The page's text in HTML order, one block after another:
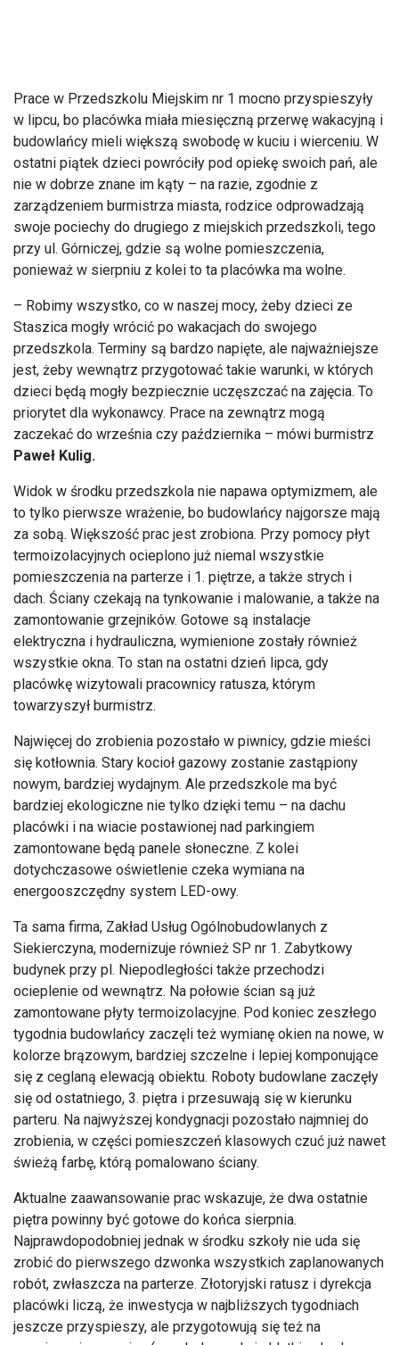
Prace w Przedszkolu Miejskim nr 1 mocno przyspieszyły
w lipcu, bo placówka miała miesięczną przerwę wakacyjną i
budowlańcy mieli większą swobodę w kuciu i wierceniu. W
ostatni piątek dzieci powróciły pod opiekę swoich pań, ale
nie w dobrze znane im kąty – na razie, zgodnie z
zarządzeniem burmistrza miasta, rodzice odprowadzają
swoje pociechy do drugiego z miejskich przedszkoli, tego
przy ul. Górniczej, gdzie są wolne pomieszczenia,
ponieważ w sierpniu z kolei to ta placówka ma wolne.
– Robimy wszystko, co w naszej mocy, żeby dzieci ze
Staszica mogły wrócić po wakacjach do swojego
przedszkola. Terminy są bardzo napięte, ale najważniejsze
jest, żeby wewnątrz przygotować takie warunki, w których
dzieci będą mogły bezpiecznie uczęszczać na zajęcia. To
priorytet dla wykonawcy. Prace na zewnątrz mogą
zaczekać do września czy października – mówi burmistrz
Paweł Kulig.
Widok w środku przedszkola nie napawa optymizmem, ale
to tylko pierwsze wrażenie, bo budowlańcy najgorsze mają
za sobą. Większość prac jest zrobiona. Przy pomocy płyt
termoizolacyjnych ocieplono już niemal wszystkie
pomieszczenia na parterze i 1. piętrze, a także strych i
dach. Ściany czekają na tynkowanie i malowanie, a także na
zamontowanie grzejników. Gotowe są instalacje
elektryczna i hydrauliczna, wymienione zostały również
wszystkie okna. To stan na ostatni dzień lipca, gdy
placówkę wizytowali pracownicy ratusza, którym
towarzyszył burmistrz.
Najwięcej do zrobienia pozostało w piwnicy, gdzie mieści
się kotłownia. Stary kocioł gazowy zostanie zastąpiony
nowym, bardziej wydajnym. Ale przedszkole ma być
bardziej ekologiczne nie tylko dzięki temu – na dachu
placówki i na wiacie postawionej nad parkingiem
zamontowane będą panele słoneczne. Z kolei
dotychczasowe oświetlenie czeka wymiana na
energooszczędny system LED-owy.
Ta sama firma, Zakład Usług Ogólnobudowlanych z
Siekierczyna, modernizuje również SP nr 1. Zabytkowy
budynek przy pl. Niepodległości także przechodzi
ocieplenie od wewnątrz. Na połowie ścian są już
zamontowane płyty termoizolacyjne. Pod koniec zeszłego
tygodnia budowlańcy zaczęli też wymianę okien na nowe, w
kolorze brązowym, bardziej szczelne i lepiej komponujące
się z ceglaną elewacją obiektu. Roboty budowlane zaczęły
się od ostatniego, 3. piętra i przesuwają się w kierunku
parteru. Na najwyższej kondygnacji pozostało najmniej do
zrobienia, w części pomieszczeń klasowych czuć już nawet
świeżą farbę, którą pomalowano ściany.
Aktualne zaawansowanie prac wskazuje, że dwa ostatnie
piętra powinny być gotowe do końca sierpnia.
Najprawdopodobniej jednak w środku szkoły nie uda się
zrobić do pierwszego dzwonka wszystkich zaplanowanych
robót, zwłaszcza na parterze. Złotoryjski ratusz i dyrekcja
placówki liczą, że inwestycja w najbliższych tygodniach
jeszcze przyspieszy, ale przygotowują się też na